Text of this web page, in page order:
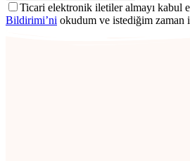
Ticari elektronik iletiler almayı kabul
Bildirimi’ni okudum ve istediğim zaman